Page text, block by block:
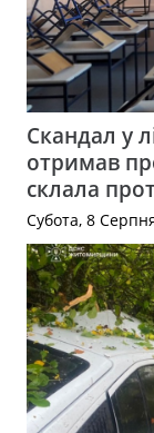
Скандал у
отримав
склала
Субота, 8